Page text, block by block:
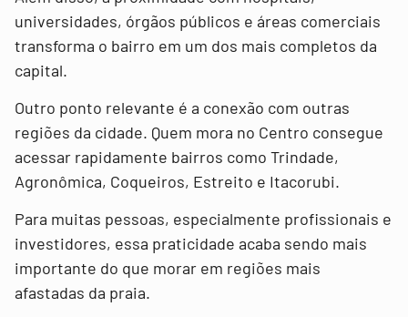
universidades, órgãos públicos e áreas comerciais
transforma o bairro em um dos mais completos da
capital.
Outro ponto relevante é a conexão com outras
regiões da cidade. Quem mora no Centro consegue
acessar rapidamente bairros como Trindade,
Agronômica, Coqueiros, Estreito e Itacorubi.
Para muitas pessoas, especialmente profissionais e
investidores, essa praticidade acaba sendo mais
importante do que morar em regiões mais
afastadas da praia.